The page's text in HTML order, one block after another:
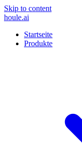
Skip to content
houle.ai
Startseite
Produkte